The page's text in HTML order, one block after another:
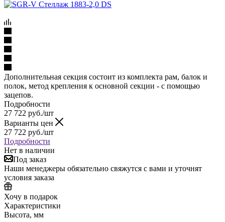
Дополнительная секция состоит из комплекта рам, балок и
полок, метод крепления к основной секции - с помощью
зацепов.
Подробности
27 722 руб./шт
Варианты цен
27 722 руб./шт
Подробности
Нет в наличии
Под заказ
Наши менеджеры обязательно свяжутся с вами и уточнят
условия заказа
Хочу в подарок
Характеристики
Высота, мм